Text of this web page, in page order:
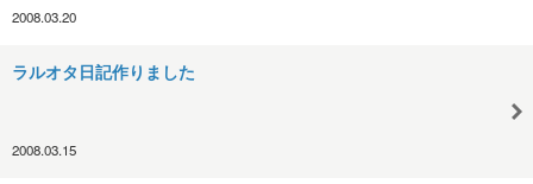
2008.03.20
ラルオタ日記作りました
2008.03.15